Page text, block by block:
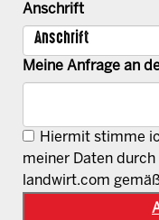
Anschrift
Meine Anfrage an
Hiermit stimme
meiner Daten
landwirt.com